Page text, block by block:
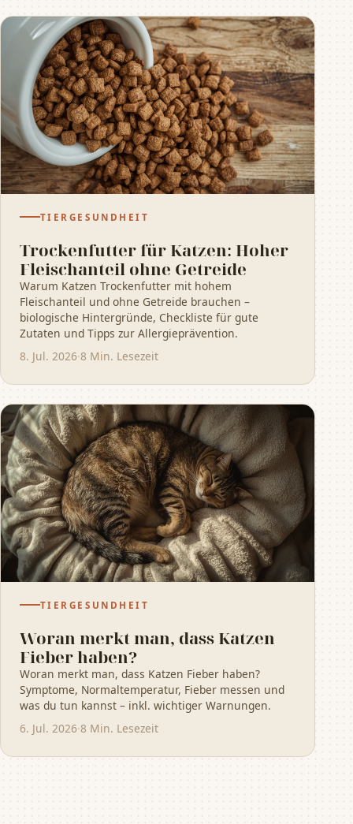
TIERGESUNDHEIT
Trockenfutter für Katzen: Hoher
Fleischanteil ohne Getreide
Warum Katzen Trockenfutter mit hohem
Fleischanteil und ohne Getreide brauchen –
biologische Hintergründe, Checkliste für gute
Zutaten und Tipps zur Allergieprävention.
8. Jul. 2026·8 Min. Lesezeit
TIERGESUNDHEIT
Woran merkt man, dass Katzen
Fieber haben?
Woran merkt man, dass Katzen Fieber haben?
Symptome, Normaltemperatur, Fieber messen und
was du tun kannst – inkl. wichtiger Warnungen.
6. Jul. 2026·8 Min. Lesezeit